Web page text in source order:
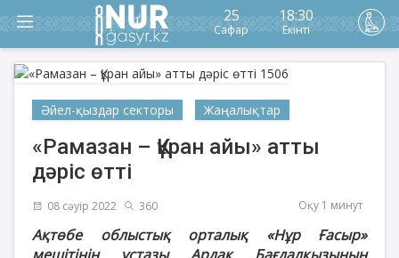
25
Сафар
18:30
Екінті
Әйел-қыздар секторы Жаңалықтар
«Рамазан – Құран айы» атты
дәріс өтті
08 сәуір 2022 360 Оқу 1 минут
Ақтөбе облыстық орталық «Нұр Ғасыр»
мешітінің ұстазы Ардақ Бағдалқызының